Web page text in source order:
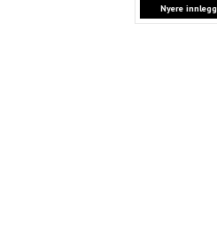
Nyere innlegg